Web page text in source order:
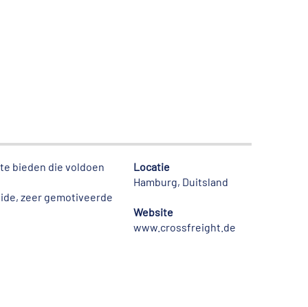
bieden die voldoen
zeer gemotiveerde
Locatie
Hamburg, Duitsland
Website
www.crossfreight.de